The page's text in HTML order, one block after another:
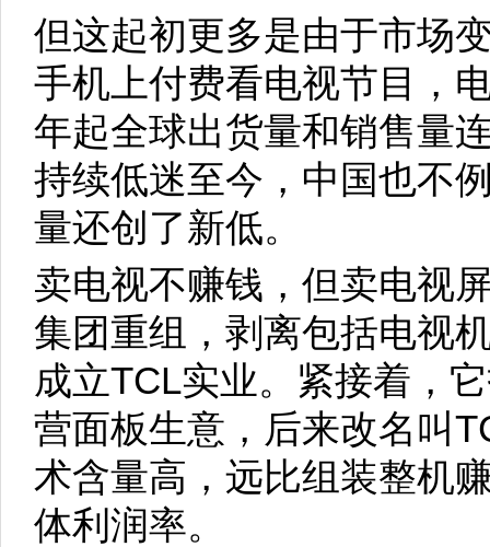
但这起初更多是由于市场
手机上付费看电视节目，
年起全球出货量和销售量
持续低迷至今，中国也不
量还创了新低。
卖电视不赚钱，但卖电视
集团重组，剥离包括电视
成立TCL实业。紧接着，
营面板生意，后来改名叫
术含量高，远比组装整机
体利润率。